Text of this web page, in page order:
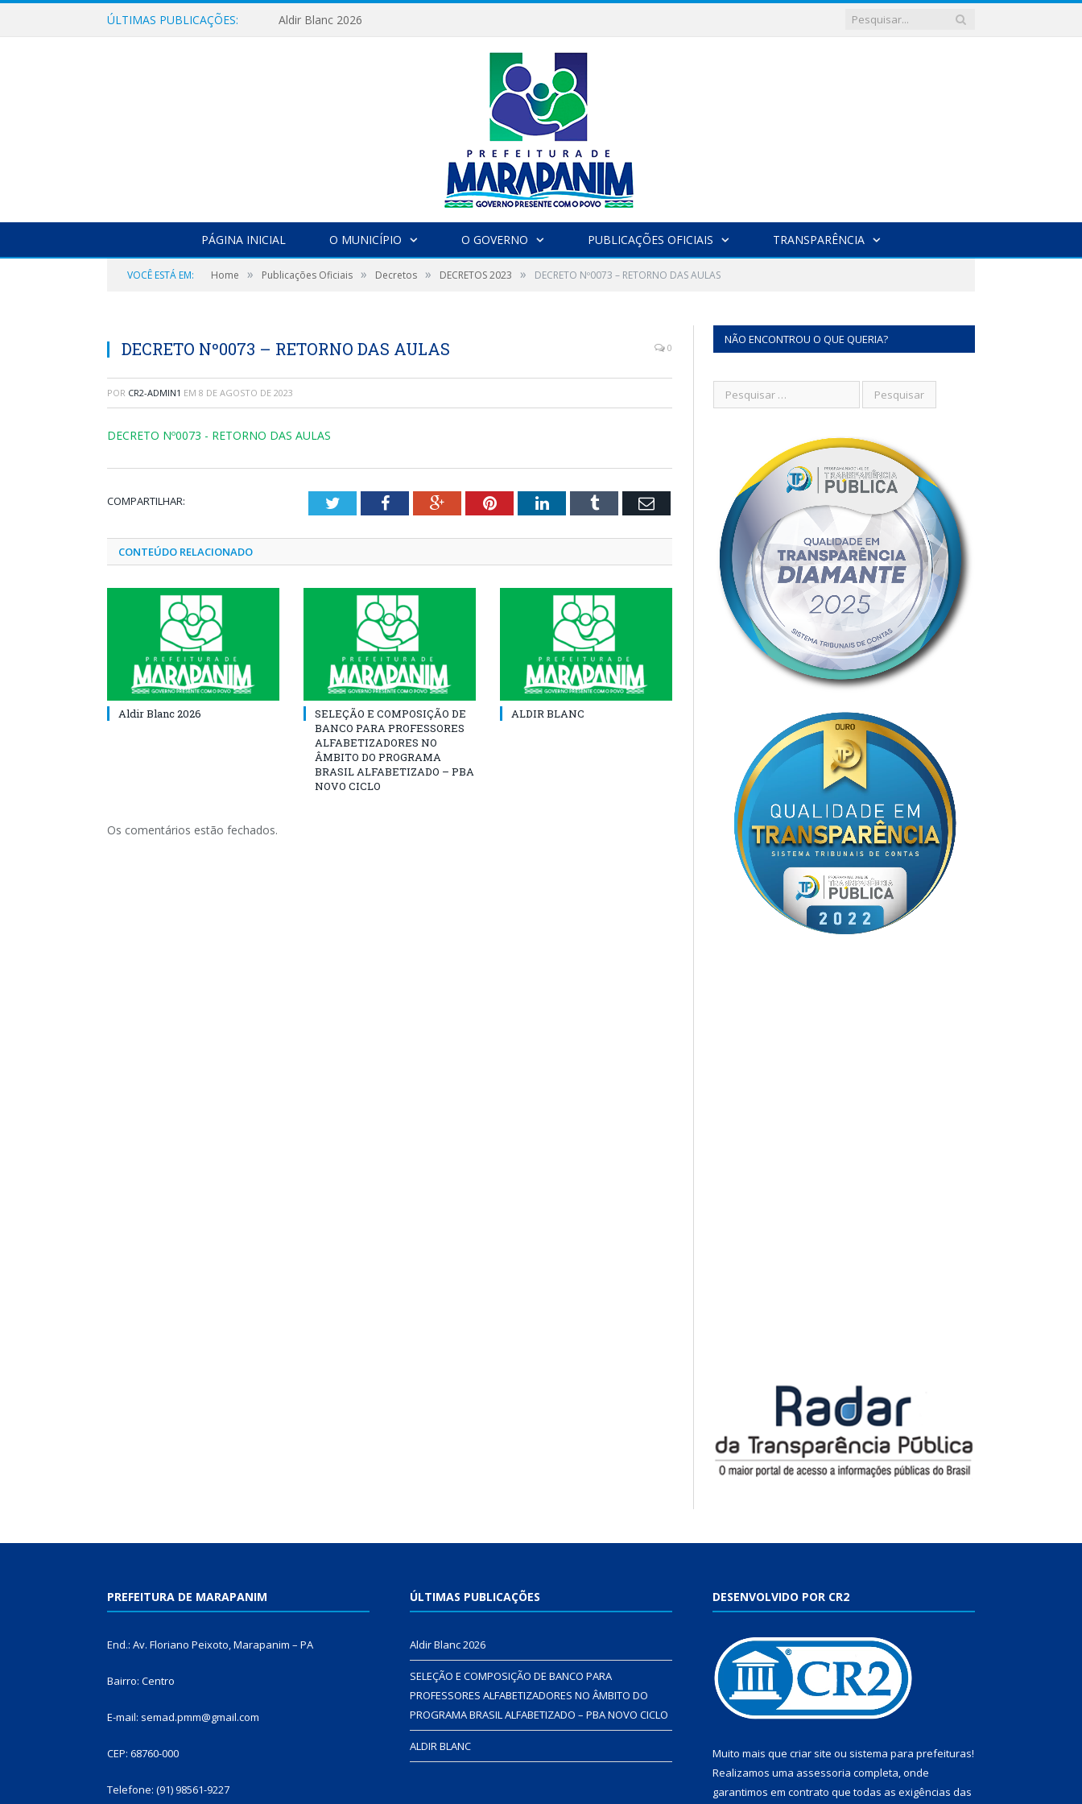
ÚLTIMAS PUBLICAÇÕES: Aldir Blanc 2026
PÁGINA INICIAL O MUNICÍPIO O GOVERNO PUBLICAÇÕES OFICIAIS TRANSPARÊNCIA
VOCÊ ESTÁ EM: Home » Publicações Oficiais » Decretos » DECRETOS 2023 » DECRETO Nº0073 – RETORNO DAS AULAS
DECRETO Nº0073 – RETORNO DAS AULAS 0
POR CR2-ADMIN1 EM 8 DE AGOSTO DE 2023
DECRETO Nº0073 - RETORNO DAS AULAS
COMPARTILHAR: TwitterFacebookGoogle+PinterestLinkedInTumblr Email
CONTEÚDO RELACIONADO
Aldir Blanc 2026
SELEÇÃO E COMPOSIÇÃO DE
BANCO PARA PROFESSORES
ALFABETIZADORES NO
ÂMBITO DO PROGRAMA
BRASIL ALFABETIZADO – PBA
NOVO CICLO
ALDIR BLANC
Os comentários estão fechados.
NÃO ENCONTROU O QUE QUERIA?
PREFEITURA DE MARAPANIM
End.: Av. Floriano Peixoto, Marapanim – PA
Bairro: Centro
E-mail: semad.pmm@gmail.com
CEP: 68760-000
Telefone: (91) 98561-9227
ÚLTIMAS PUBLICAÇÕES
Aldir Blanc 2026
SELEÇÃO E COMPOSIÇÃO DE BANCO PARA
PROFESSORES ALFABETIZADORES NO ÂMBITO DO
PROGRAMA BRASIL ALFABETIZADO – PBA NOVO CICLO
ALDIR BLANC
DESENVOLVIDO POR CR2
Muito mais que criar site ou sistema para prefeituras!
Realizamos uma assessoria completa, onde
garantimos em contrato que todas as exigências das